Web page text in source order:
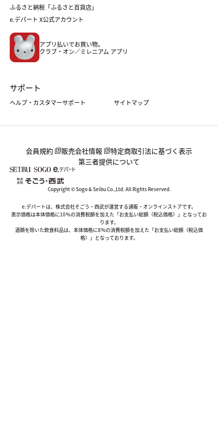
フード
ホーム・キッチン＆アート
ふるさと納税「ふるさと百貨店」
e.デパート X公式アカウント
アプリ払いでお買い物。
クラブ・オン／ミレニアム アプリ
サポート
ヘルプ・カスタマーサポート サイトマップ
会員規約 販売会社情報
特定商取引法に基づく表示
第三者提供について
Copyright © Sogo & Seibu Co.,Ltd. All Rights Reserved.
e.デパートは、株式会社そごう・西武が運営する通販・オンラインストアです。
表示価格は本体価格に10％の消費税額を加えた「お支払い総額（税込価格）」となってお
ります。
酒類を除いた飲食料品は、本体価格に8％の消費税額を加えた「お支払い総額（税込価
格）」となっております。